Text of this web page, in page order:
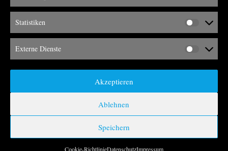
Statistiken
Externe Dienste
Akzeptieren
Ablehnen
Speichern
Cookie-RichtlinieDatenschutzImpressum
1902
Neubau Schauspielhaus
IMPRESSUM DATENSCHUTZ